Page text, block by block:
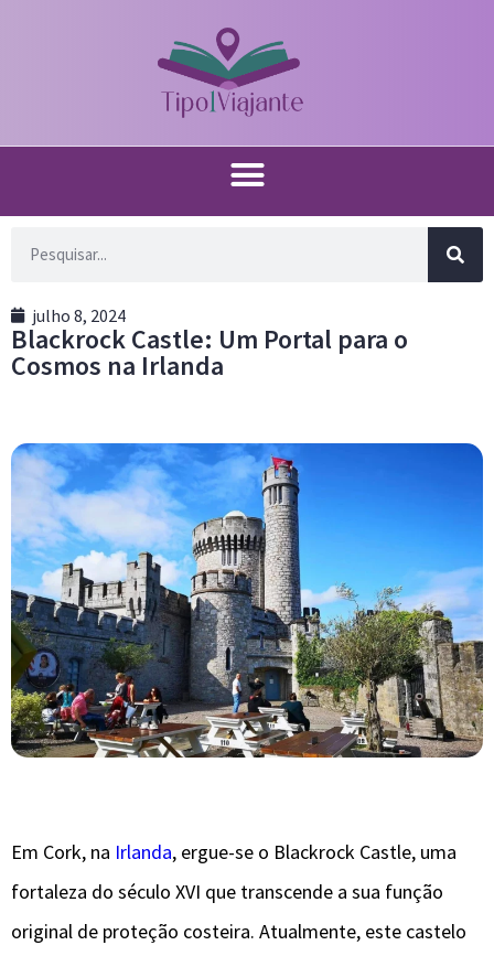
julho 8, 2024
Blackrock Castle: Um Portal para o
Cosmos na Irlanda
Em Cork, na Irlanda, ergue-se o Blackrock Castle, uma
fortaleza do século XVI que transcende a sua função
original de proteção costeira. Atualmente, este castelo